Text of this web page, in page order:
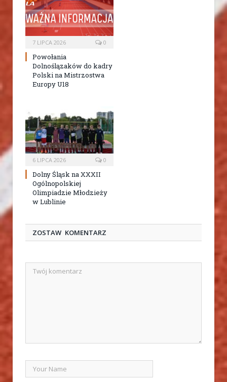
7 LIPCA 2026 0
Powołania
Dolnoślązaków do kadry
Polski na Mistrzostwa
Europy U18
6 LIPCA 2026 0
Dolny Śląsk na XXXII
Ogólnopolskiej
Olimpiadzie Młodzieży
w Lublinie
ZOSTAW KOMENTARZ